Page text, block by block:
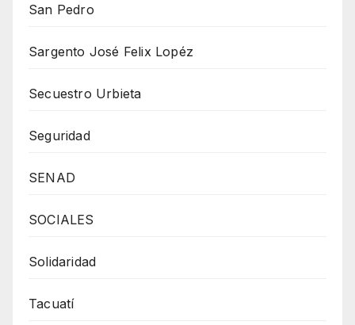
San Pedro
Sargento José Felix Lopéz
Secuestro Urbieta
Seguridad
SENAD
SOCIALES
Solidaridad
Tacuatí